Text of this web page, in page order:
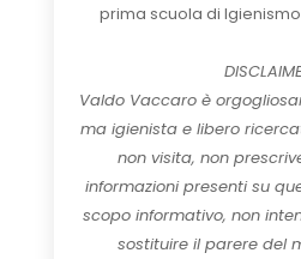
prima scuola di
Valdo Vaccaro è
ma igienista e libero
non visita, non
informazioni presenti su
scopo informativo, non
sostituire il parere del